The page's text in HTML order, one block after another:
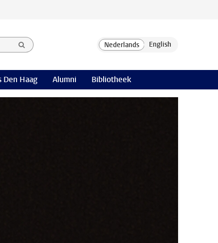
Den Haag Alumni Bibliotheek